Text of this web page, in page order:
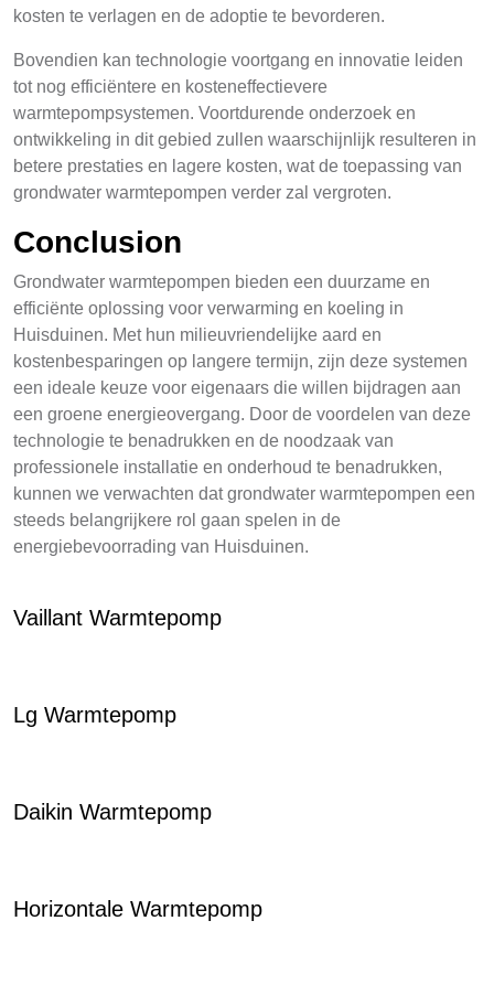
kosten te verlagen en de adoptie te bevorderen.
Bovendien kan technologie voortgang en innovatie leiden
tot nog efficiëntere en kosteneffectievere
warmtepompsystemen. Voortdurende onderzoek en
ontwikkeling in dit gebied zullen waarschijnlijk resulteren in
betere prestaties en lagere kosten, wat de toepassing van
grondwater warmtepompen verder zal vergroten.
Conclusion
Grondwater warmtepompen bieden een duurzame en
efficiënte oplossing voor verwarming en koeling in
Huisduinen. Met hun milieuvriendelijke aard en
kostenbesparingen op langere termijn, zijn deze systemen
een ideale keuze voor eigenaars die willen bijdragen aan
een groene energieovergang. Door de voordelen van deze
technologie te benadrukken en de noodzaak van
professionele installatie en onderhoud te benadrukken,
kunnen we verwachten dat grondwater warmtepompen een
steeds belangrijkere rol gaan spelen in de
energiebevoorrading van Huisduinen.
Vaillant Warmtepomp
Lg Warmtepomp
Daikin Warmtepomp
Horizontale Warmtepomp